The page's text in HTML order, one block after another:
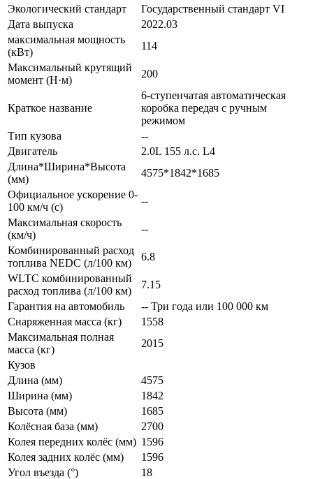
Экологический стандарт
Государственный стандарт VI
Дата выпуска
2022.03
максимальная мощность
(кВт)
114
Максимальный крутящий
момент (Н·м)
200
Краткое название
6-ступенчатая автоматическая
коробка передач с ручным
режимом
Тип кузова
--
Двигатель
2.0L 155 л.с. L4
Длина*Ширина*Высота
(мм)
4575*1842*1685
Официальное ускорение 0-
100 км/ч (с)
--
Максимальная скорость
(км/ч)
--
Комбинированный расход
топлива NEDC (л/100 км)
6.8
WLTC комбинированный
расход топлива (л/100 км)
7.15
Гарантия на автомобиль
-- Три года или 100 000 км
Снаряженная масса (кг)
1558
Максимальная полная
масса (кг)
2015
Кузов
Длина (мм)
4575
Ширина (мм)
1842
Высота (мм)
1685
Колёсная база (мм)
2700
Колея передних колёс (мм) 1596
Колея задних колёс (мм)
1596
Угол въезда (°)
18